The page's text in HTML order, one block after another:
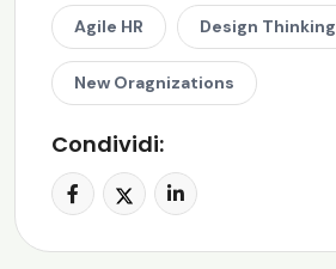
Agile HR Design Thinking
New Oragnizations
Condividi: